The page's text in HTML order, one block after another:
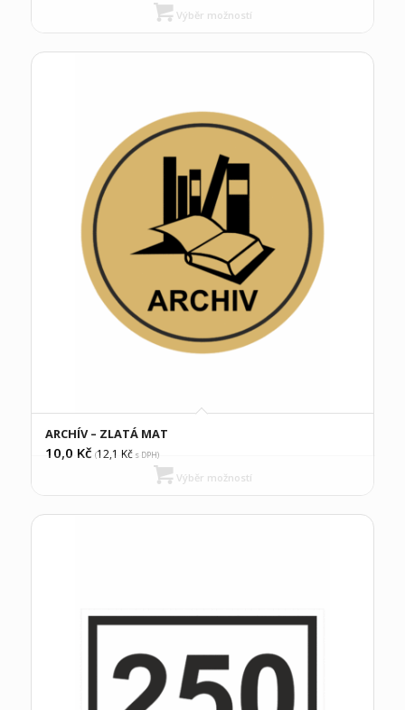
Výběr možností
ARCHÍV – ZLATÁ MAT
10,0 Kč (12,1 Kčs DPH)
Výběr možností